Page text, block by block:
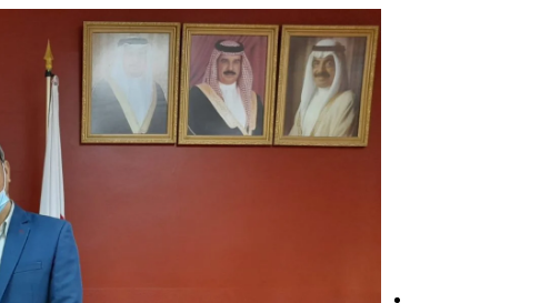
المواد الإثرائية
قسم التربية الأسرية
المكتب الرياضي
قسم التصميم والتقانة
قسم التربية الخاصة
كشافة الفارابي
لجنة النظافة
لجنة الزراعة